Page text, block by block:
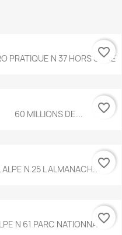
PRATIQUE N 37 HORS SERIE
favorite_border
60 MILLIONS DE... favorite_border
ALPE N 25 L ALMANACH...favorite_border
N 61 PARC NATIONNAL...
favorite_border